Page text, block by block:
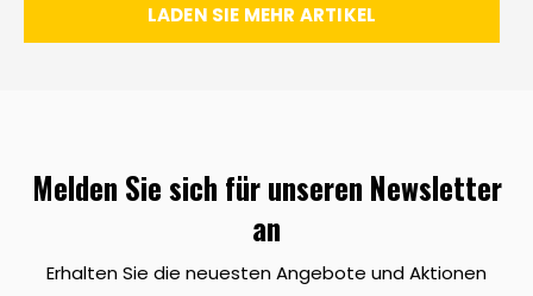
LADEN SIE MEHR ARTIKEL
Melden Sie sich für unseren Newsletter
an
Erhalten Sie die neuesten Angebote und Aktionen